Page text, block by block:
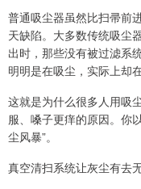
普通吸尘器虽然比扫帚前
天缺陷。大多数传统吸尘
出时，那些没有被过滤系
明明是在吸尘，实际上却
这就是为什么很多人用吸
服、嗓子更痒的原因。你
尘风暴”。
真空清扫系统让灰尘有去